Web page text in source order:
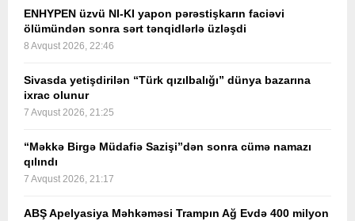
ENHYPEN üzvü NI-KI yapon pərəstişkarın faciəvi
ölümündən sonra sərt tənqidlərlə üzləşdi
8 Avqust 2026, 22:46
Sivasda yetişdirilən “Türk qızılbalığı” dünya bazarına
ixrac olunur
7 Avqust 2026, 21:25
“Məkkə Birgə Müdafiə Sazişi”dən sonra cümə namazı
qılındı
7 Avqust 2026, 21:17
ABŞ Apelyasiya Məhkəməsi Trampın Ağ Evdə 400 milyon